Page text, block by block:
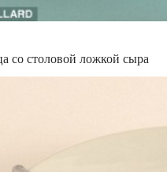
со столовой ложкой сыра